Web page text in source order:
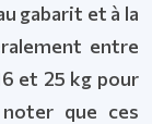
gabarit et à la
entre
et 25 kg pour
que ces